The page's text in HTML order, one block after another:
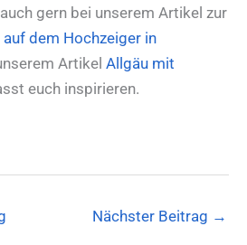
gern bei unserem Artikel zur
dem Hochzeiger in
Artikel Allgäu mit
euch inspirieren.
Nächster Beitrag →